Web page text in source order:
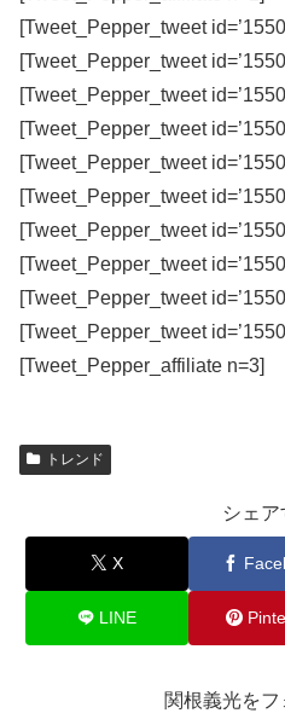
[Tweet_Pepper_tweet
[Tweet_Pepper_tweet
[Tweet_Pepper_tweet
[Tweet_Pepper_tweet
[Tweet_Pepper_tweet
[Tweet_Pepper_tweet
[Tweet_Pepper_tweet
[Tweet_Pepper_tweet
[Tweet_Pepper_tweet
[Tweet_Pepper_tweet
[Tweet_Pepper_affiliate n=3]
トレンド
シェア
X
LINE
関根義光をフ